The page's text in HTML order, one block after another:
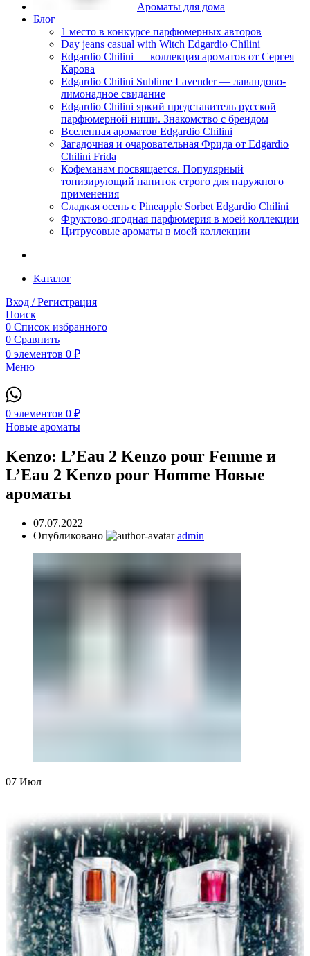
Ароматы для дома
Блог
1 место в конкурсе парфюмерных авторов
Day jeans casual with Witch Edgardio Chilini
Edgardio Chilini — коллекция ароматов от Сергея
Карова
Edgardio Chilini Sublime Lavender — лавандово-
лимонадное свидание
Edgardio Chilini яркий представитель русской
парфюмерной ниши. Знакомство с брендом
Вселенная ароматов Edgardio Chilini
Загадочная и очаровательная Фрида от Edgardio
Chilini Frida
Кофеманам посвящается. Популярный
тонизирующий напиток строго для наружного
применения
Сладкая осень с Pineapple Sorbet Edgardio Chilini
Фруктово-ягодная парфюмерия в моей коллекции
​Цитрусовые ароматы в моей коллекции
Каталог
Вход / Регистрация
Поиск
0 Список избранного
0 Сравнить
0 элементов 0 ₽
Меню
0 элементов 0 ₽
Новые ароматы
Kenzo: L’Eau 2 Kenzo pour Femme и
L’Eau 2 Kenzo pour Homme Новые
ароматы
07.07.2022
Опубликовано
admin
07 Июл